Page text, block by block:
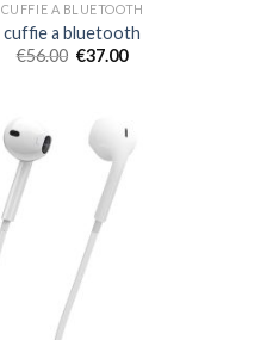
CUFFIE A BLUETOOTH
cuffie a bluetooth
€56.00 €37.00